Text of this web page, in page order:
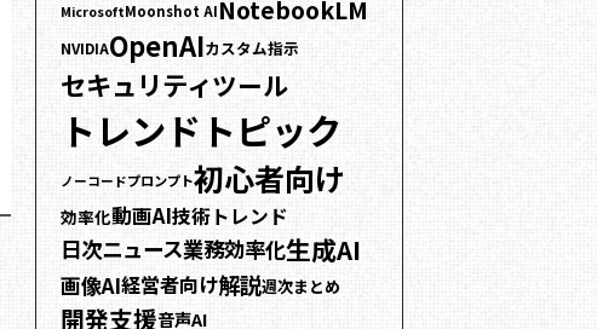
MicrosoftMoonshot AINotebookLM
NVIDIAOpenAIカスタム指示
セキュリティツール
トレンドトピック
ノーコードプロンプト初心者向け
効率化動画AI技術トレンド
日次ニュース業務効率化生成AI
画像AI経営者向け解説週次まとめ
開発支援音声AI